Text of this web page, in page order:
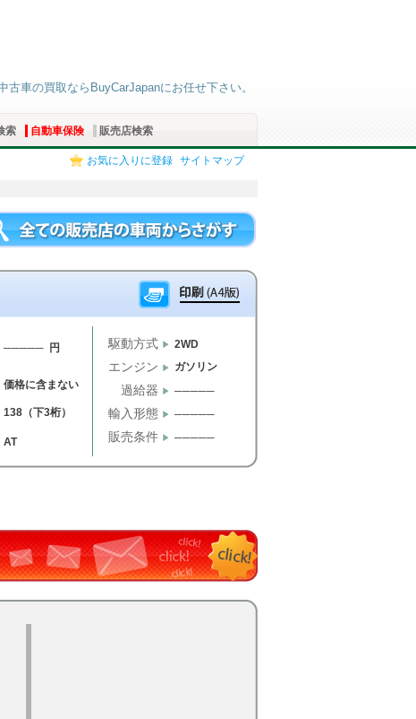
古車の買取ならBuyCarJapanにお任せ下さい。
索 自動車保険 販売店検索
お気に入りに登録 サイトマップ
───── 円
価格に含まない
138（下3桁）
AT
駆動方式 2WD
エンジン ガソリン
過給器 ─────
輸入形態 ─────
販売条件 ─────